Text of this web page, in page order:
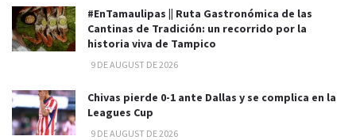
#EnTamaulipas || Ruta Gastronómica de las
Cantinas de Tradición: un recorrido por la
historia viva de Tampico
9 DE AUGUST DE 2026
Chivas pierde 0-1 ante Dallas y se complica en la
Leagues Cup
9 DE AUGUST DE 2026